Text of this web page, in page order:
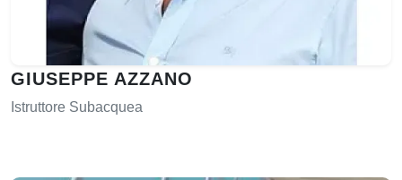
GIUSEPPE AZZANO
Istruttore Subacquea